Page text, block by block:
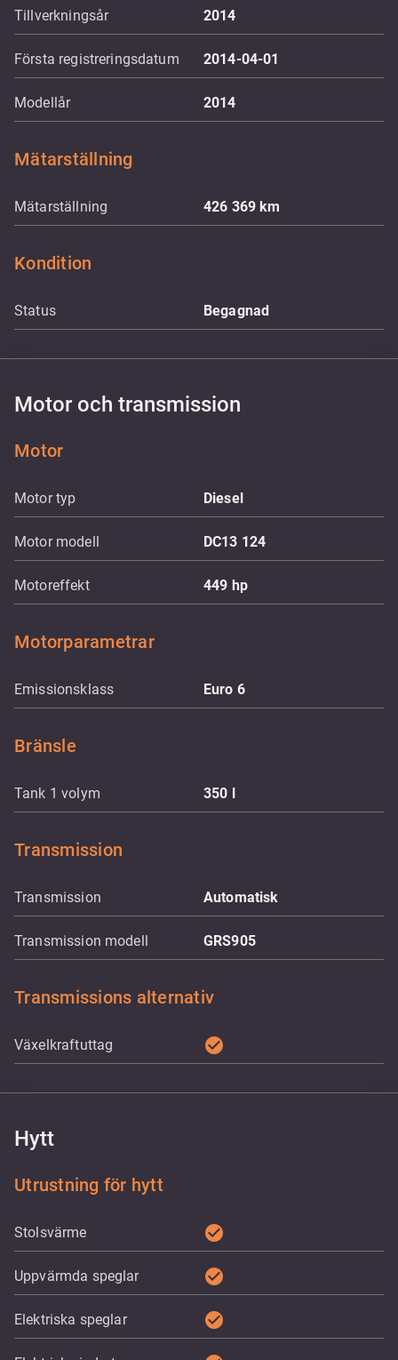
Tillverkningsår 2014
Första registreringsdatum 2014-04-01
Modellår 2014
Mätarställning
Mätarställning 426 369km
Kondition
Status Begagnad
Motor och transmission
Motor
Motor typ Diesel
Motor modell DC13 124
Motoreffekt 449 hp
Motorparametrar
Emissionsklass Euro 6
Bränsle
Tank 1 volym 350 l
Transmission
Transmission Automatisk
Transmission modell GRS905
Transmissions alternativ
Växelkraftuttag check_circle
Hytt
Utrustning för hytt
Stolsvärme check_circle
Uppvärmda speglar check_circle
Elektriska speglar check_circle